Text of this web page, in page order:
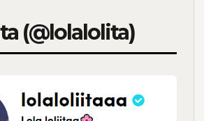
(@lolalolita)